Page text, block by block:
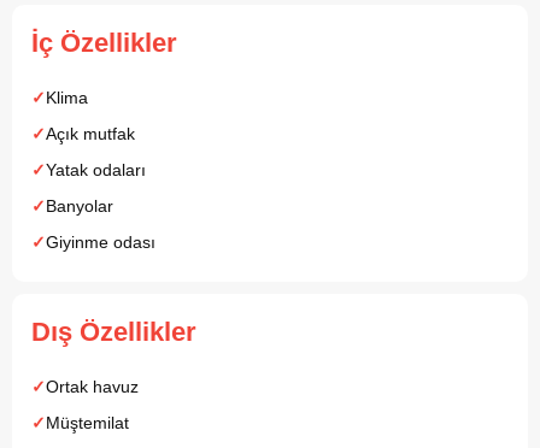
İç Özellikler
Klima
Açık mutfak
Yatak odaları
Banyolar
Giyinme odası
Dış Özellikler
Ortak havuz
Müştemilat